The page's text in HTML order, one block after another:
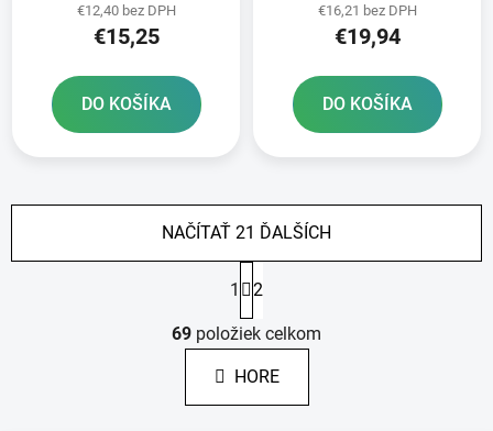
v balení
€12,40 bez DPH
€15,25
DO KOŠÍKA
v balení
€16,21 bez DPH
€19,94
DO KOŠÍKA
O
v
l
á
d
NAČÍTAŤ 21 ĎALŠÍCH
S
t
r
á
n
k
1 2
69 položiek celkom
HORE